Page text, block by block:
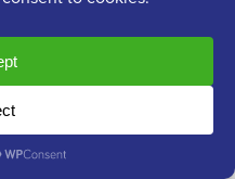
Bluehost și
în altă parte
primul dvs. site web,
doriți cel mai simplu
WordPress.org,